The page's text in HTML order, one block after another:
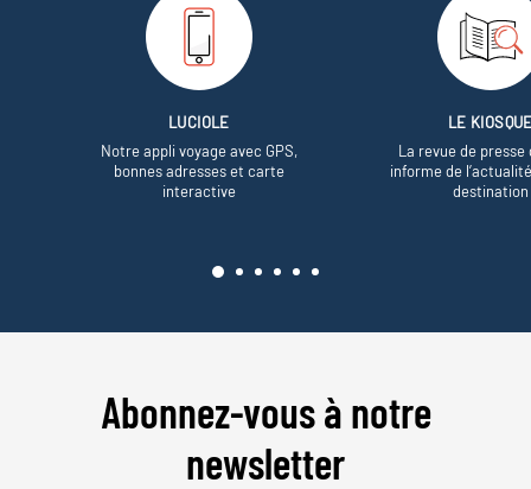
LUCIOLE
Notre appli voyage avec GPS,
bonnes adresses et carte
interactive
LE
La revue de presse
informe de
destination
Abonnez-vous à notre
newsletter